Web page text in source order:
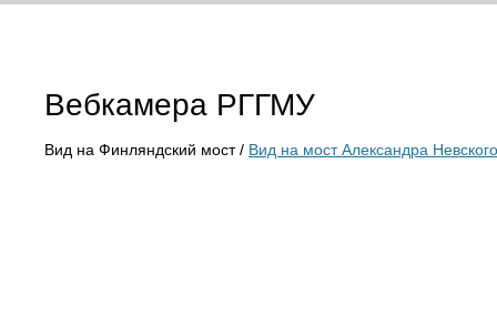
Вебкамера РГГМУ
Вид на Финляндский мост / Вид на мост Александра Невского